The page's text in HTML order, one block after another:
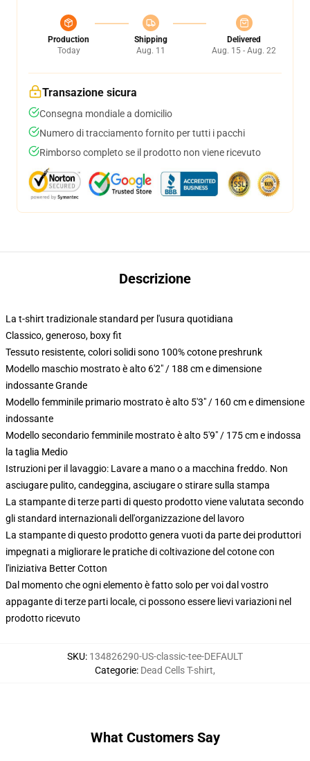
Production
Today
Shipping
Aug. 11
Delivered
Aug. 15 - Aug. 22
Transazione sicura
Consegna mondiale a domicilio
Numero di tracciamento fornito per tutti i pacchi
Rimborso completo se il prodotto non viene ricevuto
Descrizione
La t-shirt tradizionale standard per l'usura quotidiana
Classico, generoso, boxy fit
Tessuto resistente, colori solidi sono 100% cotone preshrunk
Modello maschio mostrato è alto 6'2" / 188 cm e dimensione
indossante Grande
Modello femminile primario mostrato è alto 5'3" / 160 cm e dimensione
indossante
Modello secondario femminile mostrato è alto 5'9" / 175 cm e indossa
la taglia Medio
Istruzioni per il lavaggio: Lavare a mano o a macchina freddo. Non
asciugare pulito, candeggina, asciugare o stirare sulla stampa
La stampante di terze parti di questo prodotto viene valutata secondo
gli standard internazionali dell'organizzazione del lavoro
La stampante di questo prodotto genera vuoti da parte dei produttori
impegnati a migliorare le pratiche di coltivazione del cotone con
l'iniziativa Better Cotton
Dal momento che ogni elemento è fatto solo per voi dal vostro
appagante di terze parti locale, ci possono essere lievi variazioni nel
prodotto ricevuto
SKU: 134826290-US-classic-tee-DEFAULT
Categorie: Dead Cells T-shirt,
What Customers Say